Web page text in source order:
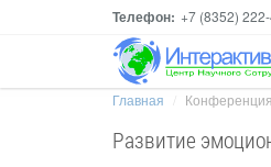
Телефон: +7 (8352)
Главная
Развитие